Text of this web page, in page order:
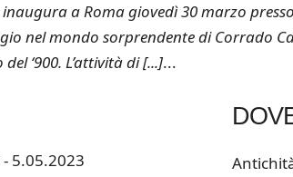
inaugura a Roma giovedì 30 marzo
nel mondo sorprendente di Corrado
‘900. L’attività di [...]...
5.05.2023